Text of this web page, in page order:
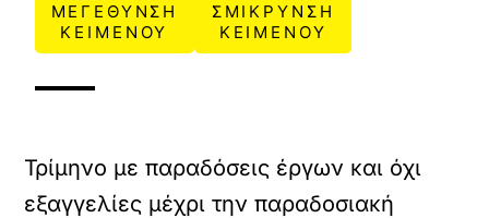
ΜΕΓΕΘΥΝΣΗ
ΚΕΙΜΕΝΟΥ
ΣΜΙΚΡΥΝΣΗ
ΚΕΙΜΕΝΟΥ
Τρίμηνο με παραδόσεις έργων και όχι
εξαγγελίες μέχρι την παραδοσιακή